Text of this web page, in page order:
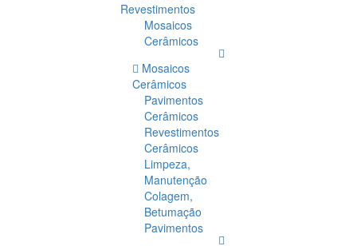
Revestimentos
Mosaicos
Cerâmicos
Mosaicos
Cerâmicos
Pavimentos
Cerâmicos
Revestimentos
Cerâmicos
Limpeza,
Manutenção
Colagem,
Betumação
Pavimentos